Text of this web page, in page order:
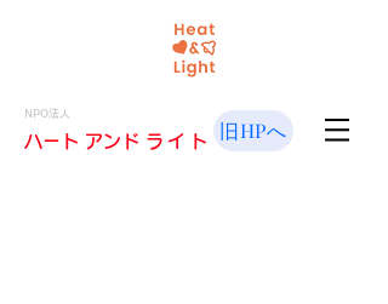
NPO法人
​ハート アンド ライト 旧HPへ